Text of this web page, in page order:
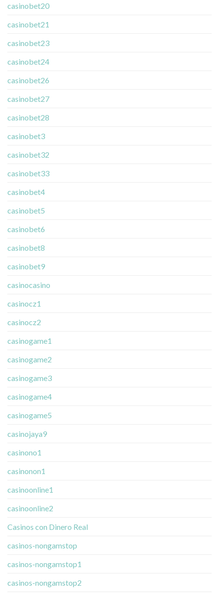
casinobet20
casinobet21
casinobet23
casinobet24
casinobet26
casinobet27
casinobet28
casinobet3
casinobet32
casinobet33
casinobet4
casinobet5
casinobet6
casinobet8
casinobet9
casinocasino
casinocz1
casinocz2
casinogame1
casinogame2
casinogame3
casinogame4
casinogame5
casinojaya9
casinono1
casinonon1
casinoonline1
casinoonline2
Casinos con Dinero Real
casinos-nongamstop
casinos-nongamstop1
casinos-nongamstop2